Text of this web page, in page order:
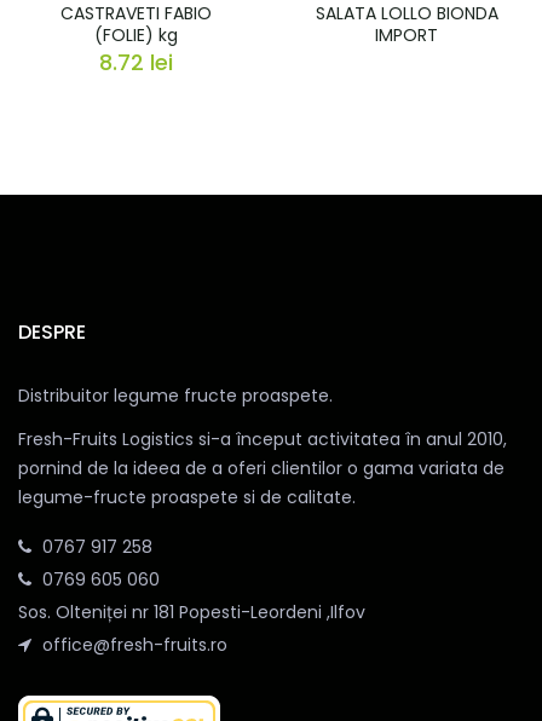
CASTRAVETI FABIO
(FOLIE) kg
8.72 lei
SALATA LOLLO BIONDA
IMPORT
DESPRE
Distribuitor legume fructe proaspete.
Fresh-Fruits Logistics si-a început activitatea în anul 2010,
pornind de la ideea de a oferi clientilor o gama variata de
legume-fructe proaspete si de calitate.
0767 917 258
0769 605 060
Sos. Olteniței nr 181 Popesti-Leordeni ,Ilfov
office@fresh-fruits.ro